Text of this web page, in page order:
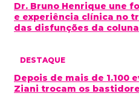
Dr. Bruno Henrique une
e experiência clínica no
das disfunções da coluna
DESTAQUE
Depois de mais de 1.100
Ziani trocam os